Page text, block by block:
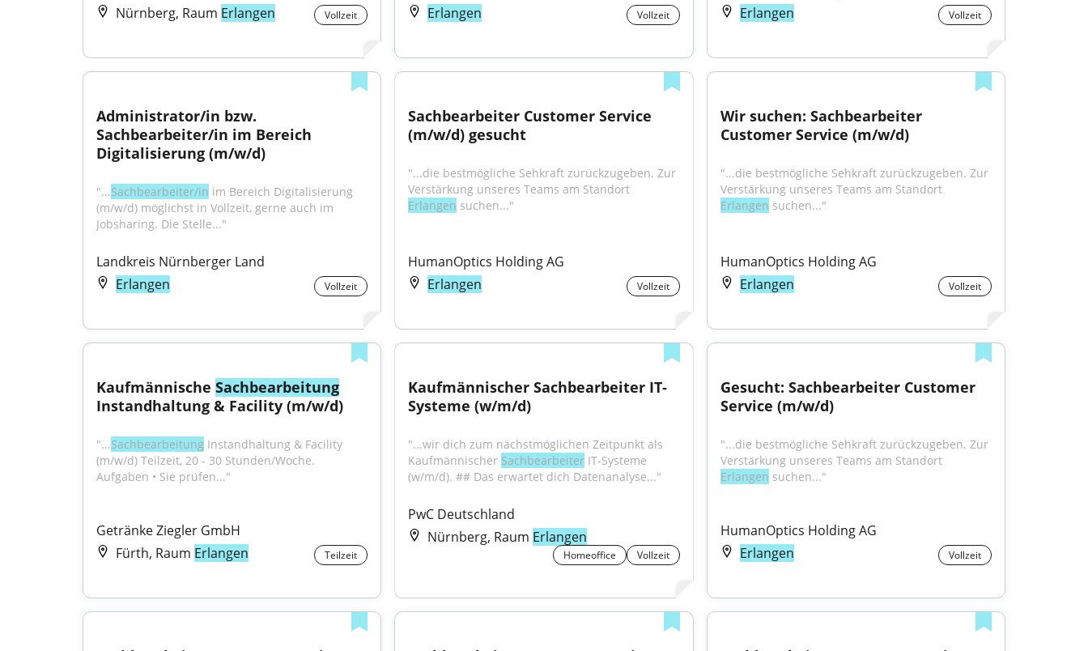
Nürnberg, Raum Erlangen Vollzeit
Erlangen
Vollzeit
Erlangen
Vollzeit
Administrator/in bzw.
Sachbearbeiter/in im Bereich
Digitalisierung (m/w/d)
"...Sachbearbeiter/in im Bereich Digitalisierung
(m/w/d) möglichst in Vollzeit, gerne auch im
Jobsharing. Die Stelle..."
Landkreis Nürnberger Land
Erlangen
Vollzeit
Sachbearbeiter Customer Service
(m/w/d) gesucht
"...die bestmögliche Sehkraft zurückzugeben. Zur
Erlangen suchen..."
HumanOptics Holding AG
Erlangen
Vollzeit
Wir suchen: Sachbearbeiter
Customer Service (m/w/d)
"...die bestmögliche Sehkraft zurückzugeben. Zur
Verstärkung unseres Teams am Standort
Erlangen suchen..."
HumanOptics Holding AG
Erlangen
Vollzeit
Kaufmännische Sachbearbeitung
Instandhaltung & Facility (m/w/d)
"...Sachbearbeitung Instandhaltung & Facility
(m/w/d) Teilzeit, 20 - 30 Stunden/Woche.
Aufgaben • Sie prüfen..."
Getränke Ziegler GmbH
Fürth, Raum Erlangen Teilzeit
Kaufmännischer Sachbearbeiter IT-
Systeme (w/m/d)
"...wir dich zum nächstmöglichen Zeitpunkt als
Kaufmännischer Sachbearbeiter IT-Systeme
(w/m/d). ## Das erwartet dich Datenanalyse..."
PwC Deutschland
Nürnberg, Raum Erlangen
Homeoffice Vollzeit
Gesucht: Sachbearbeiter Customer
Service (m/w/d)
"...die bestmögliche Sehkraft zurückzugeben. Zur
Verstärkung unseres Teams am Standort
Erlangen suchen..."
HumanOptics Holding AG
Erlangen
Vollzeit